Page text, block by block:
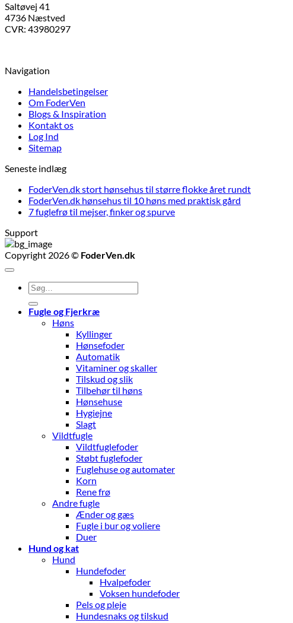
Saltøvej 41
4736 Næstved
CVR: 43980297
Navigation
Handelsbetingelser
Om FoderVen
Blogs & Inspiration
Kontakt os
Log Ind
Sitemap
Seneste indlæg
FoderVen.dk stort hønsehus til større flokke året rundt
FoderVen.dk hønsehus til 10 høns med praktisk gård
7 fuglefrø til mejser, finker og spurve
Support
Copyright 2026 © FoderVen.dk
Søg
efter:
Fugle og Fjerkræ
Høns
Kyllinger
Hønsefoder
Automatik
Vitaminer og skaller
Tilskud og slik
Tilbehør til høns
Hønsehuse
Hygiejne
Slagt
Vildtfugle
Vildtfuglefoder
Støbt fuglefoder
Fuglehuse og automater
Korn
Rene frø
Andre fugle
Ænder og gæs
Fugle i bur og voliere
Duer
Hund og kat
Hund
Hundefoder
Hvalpefoder
Voksen hundefoder
Pels og pleje
Hundesnaks og tilskud